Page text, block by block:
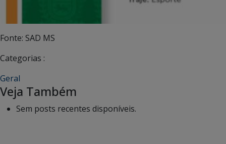
Fonte: SAD MS
Categorias :
Geral
Veja Também
Sem posts recentes disponíveis.